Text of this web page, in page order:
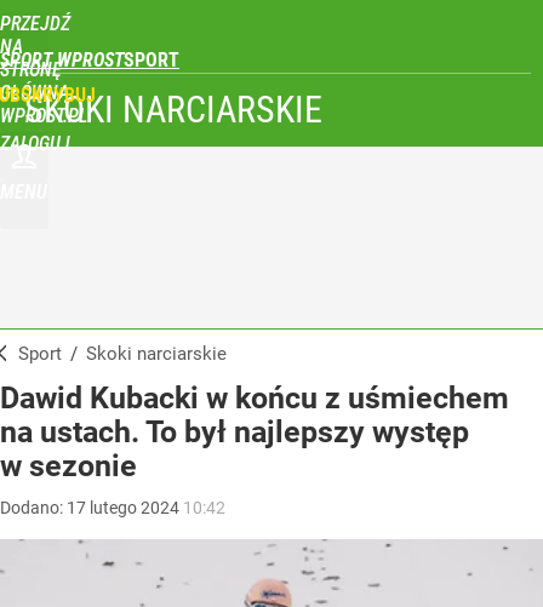
PRZEJDŹ
NA
STRONĘ
GŁÓWNĄ
WPROST.PL
SPORT WPROST
ZALOGUJ
SKOKI NARCIARSKIE
Sport / Skoki narciarskie
Dawid Kubacki w końcu z uśmiechem
na ustach. To był najlepszy występ
w sezonie
Dodano: 17 lutego2024 10:42